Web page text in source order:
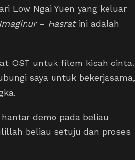
Low Ngai Yuen yang keluar
Imaginur– Hasrat ini adalah
OST untuk filem kisah cinta.
saya untuk bekerjasama,
demo pada beliau
beliau setuju dan proses